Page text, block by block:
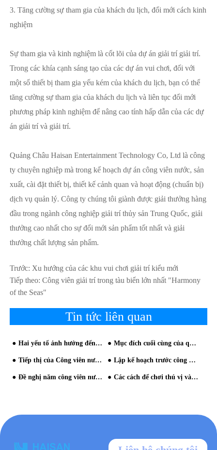
3. Tăng cường sự tham gia của khách du lịch, đổi mới cách kinh
nghiệm
Sự tham gia và kinh nghiệm là cốt lõi của dự án giải trí giải trí.
Trong các khía cạnh sáng tạo của các dự án vui chơi, đối với
một số thiết bị tham gia yếu kém của khách du lịch, bạn có thể
tăng cường sự tham gia của khách du lịch và liên tục đổi mới
phương pháp kinh nghiệm để nâng cao tính hấp dẫn của các dự
án giải trí và giải trí.
Quảng Châu Haisan Entertainment Technology Co, Ltd là công
ty chuyên nghiệp mà trong kế hoạch dự án công viên nước, sản
xuất, cài đặt thiết bị, thiết kế cảnh quan và hoạt động (chuẩn bị)
dịch vụ quản lý. Công ty chúng tôi giành được giải thưởng hàng
đầu trong ngành công nghiệp giải trí thủy sản Trung Quốc, giải
thưởng cao nhất cho sự đổi mới sản phẩm tốt nhất và giải
thưởng chất lượng sản phẩm.
Trước: Xu hướng của các khu vui chơi giải trí kiểu mới
Tiếp theo: Công viên giải trí trong tàu biển lớn nhất "Harmony
of the Seas"
Tin tức liên quan
Hai yếu tố ảnh hưởng đến hoạt động của Công viên nước Mục đích cuối cùng của quản lý là kinh nghiệm của khách hàng
Tiếp thị của Công viên nước vẫn có thể chơi như thế này! Lập kế hoạch trước công viên nước nên được toàn diện
Đề nghị năm công viên nước phổ biến Các cách để chơi thú vị và thưởng thức trong một công viên nước